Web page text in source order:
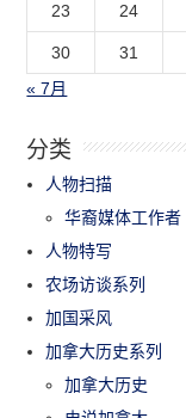
23 24
30
31
« 7月
分类
人物扫描
华裔媒体工作者
人物特写
农场访谈系列
加国采风
加拿大历史系列
加拿大历史